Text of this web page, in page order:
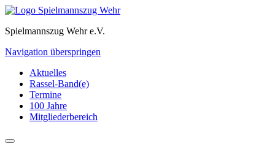
Spielmannszug Wehr e.V.
Navigation überspringen
Aktuelles
Rassel-Band(e)
Termine
100 Jahre
Mitgliederbereich